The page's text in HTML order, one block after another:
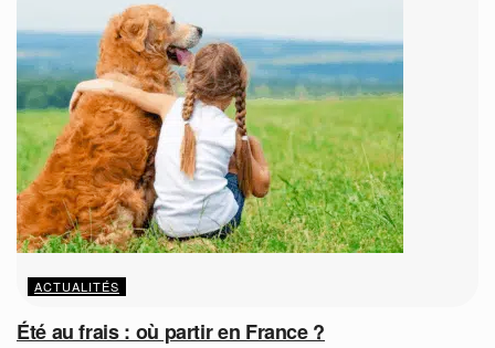
ACTUALITÉS
Été au frais : où partir en France ?